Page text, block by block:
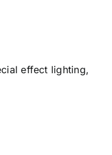
effect lighting,